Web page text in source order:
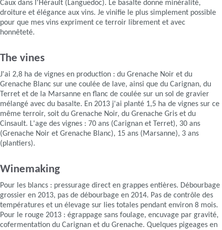
Caux dans l'Hérault (Languedoc). Le basalte donne minéralité,
droiture et élégance aux vins. Je vinifie le plus simplement possible
pour que mes vins expriment ce terroir librement et avec
honnêteté.
The vines
J'ai 2,8 ha de vignes en production : du Grenache Noir et du
Grenache Blanc sur une coulée de lave, ainsi que du Carignan, du
Terret et de la Marsanne en flanc de coulée sur un sol de gravier
mélangé avec du basalte. En 2013 j'ai planté 1,5 ha de vignes sur ce
même terroir, soit du Grenache Noir, du Grenache Gris et du
Cinsault. L'age des vignes : 70 ans (Carignan et Terret), 30 ans
(Grenache Noir et Grenache Blanc), 15 ans (Marsanne), 3 ans
(plantiers).
Winemaking
Pour les blancs : pressurage direct en grappes entières. Débourbage
grossier en 2013, pas de débourbage en 2014. Pas de contrôle des
températures et un élevage sur lies totales pendant environ 8 mois.
Pour le rouge 2013 : égrappage sans foulage, encuvage par gravité,
cofermentation du Carignan et du Grenache. Quelques pigeages en